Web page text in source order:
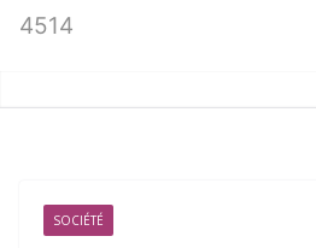
4514
SOCIÉTÉ